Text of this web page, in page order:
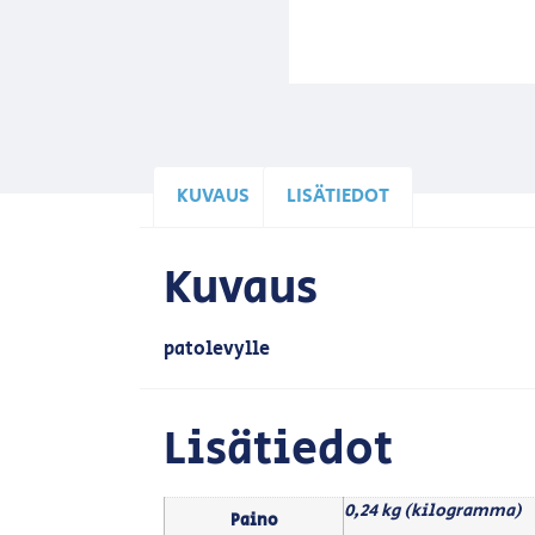
KUVAUS LISÄTIEDOT
Kuvaus
patolevylle
Lisätiedot
Paino 0,24 kg (kilogramma)